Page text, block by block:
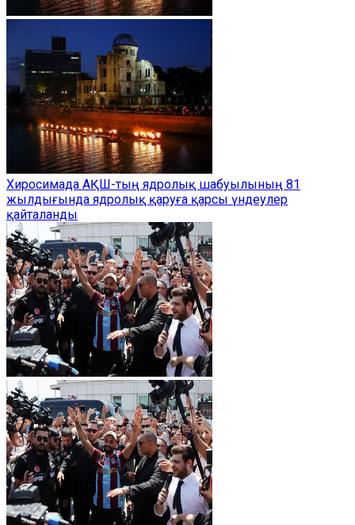
Хиросимада АҚШ-тың ядролық шабуылының 81
жылдығында ядролық қаруға қарсы үндеулер
қайталанды